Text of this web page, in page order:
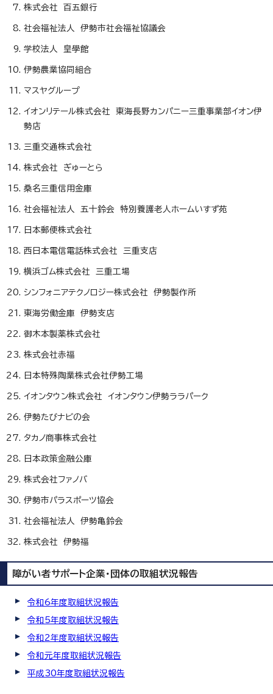
株式会社 百五銀行
社会福祉法人 伊勢市社会福祉協議会
学校法人 皇學館
伊勢農業協同組合
マスヤグループ
イオンリテール株式会社 東海長野カンパニー三重事業部イオン伊
勢店
三重交通株式会社
株式会社 ぎゅーとら
桑名三重信用金庫
社会福祉法人 五十鈴会 特別養護老人ホームいすず苑
日本郵便株式会社
西日本電信電話株式会社 三重支店
横浜ゴム株式会社 三重工場
シンフォニアテクノロジー株式会社 伊勢製作所
東海労働金庫 伊勢支店
御木本製薬株式会社
株式会社赤福
日本特殊陶業株式会社伊勢工場
イオンタウン株式会社 イオンタウン伊勢ララパーク
伊勢たびナビの会
タカノ商事株式会社
日本政策金融公庫
株式会社ファノバ
伊勢市パラスポーツ協会
社会福祉法人 伊勢亀鈴会
株式会社 伊勢福
障がい者サポート企業・団体の取組状況報告
令和6年度取組状況報告
令和5年度取組状況報告
令和2年度取組状況報告
令和元年度取組状況報告
平成30年度取組状況報告